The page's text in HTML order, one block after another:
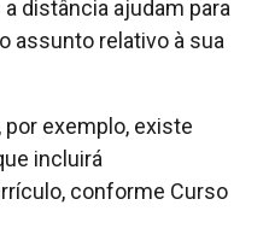
distância ajudam para
assunto relativo à sua
exemplo, existe
incluirá
conforme Curso